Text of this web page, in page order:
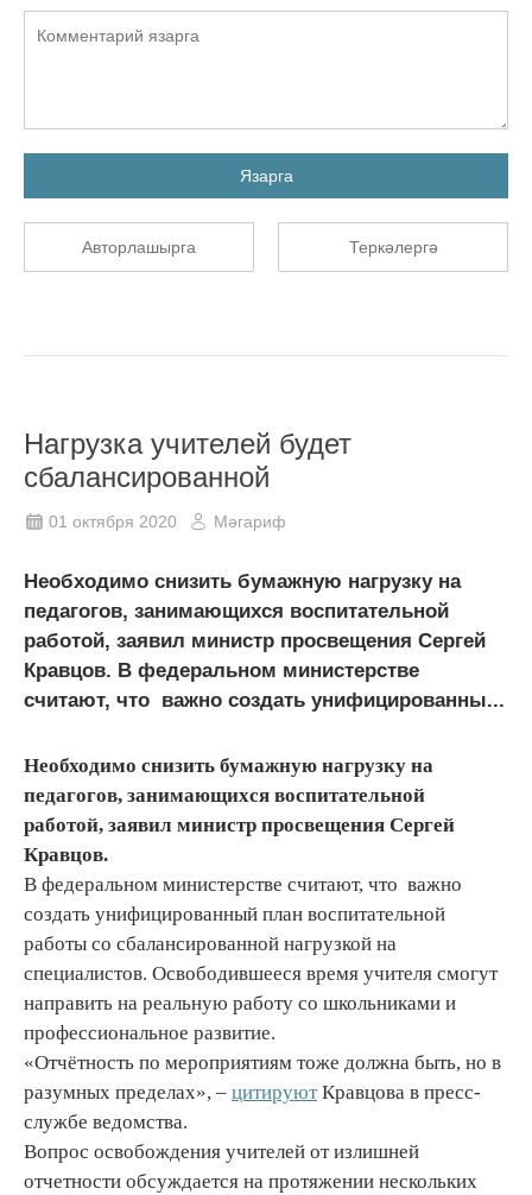
Язарга
Авторлашырга Теркәлергә
Нагрузка учителей будет
сбалансированной
01 октября 2020 Мәгариф
Необходимо снизить бумажную нагрузку на
педагогов, занимающихся воспитательной
работой, заявил министр просвещения Сергей
Кравцов. В федеральном министерстве
считают, что важно создать унифицированны...
Необходимо снизить бумажную нагрузку на
педагогов, занимающихся воспитательной
работой, заявил министр просвещения Сергей
Кравцов.
В федеральном министерстве считают, что важно
создать унифицированный план воспитательной
работы со сбалансированной нагрузкой на
специалистов. Освободившееся время учителя смогут
направить на реальную работу со школьниками и
профессиональное развитие.
«Отчётность по мероприятиям тоже должна быть, но в
разумных пределах», – цитируютКравцова в пресс-
службе ведомства.
Вопрос освобождения учителей от излишней
отчетности обсуждается на протяжении нескольких